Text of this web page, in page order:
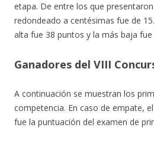
etapa. De entre los que
redondeado a centésimas fue de
alta fue 38 puntos y la más baja fue
Ganadores del VIII
A continuación se muestran los
competencia. En caso de empate,
fue la puntuación del examen de